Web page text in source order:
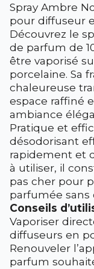
Spray Ambre
pour diffuseur
Découvrez le
de parfum de
être vaporisé
porcelaine. Sa
chaleureuse
espace raffiné
ambiance
Pratique et
désodorisant
rapidement et
à utiliser, il
pas cher pour
parfumée sans
Conseils
Vaporiser
diffuseurs en
Renouveler
parfum